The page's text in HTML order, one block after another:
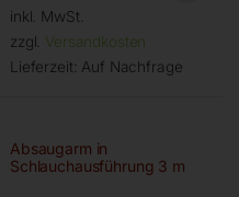
inkl. MwSt.
zzgl. Versandkosten
Lieferzeit: Auf Nachfrage
Absaugarm in
Schlauchausführung 3 m